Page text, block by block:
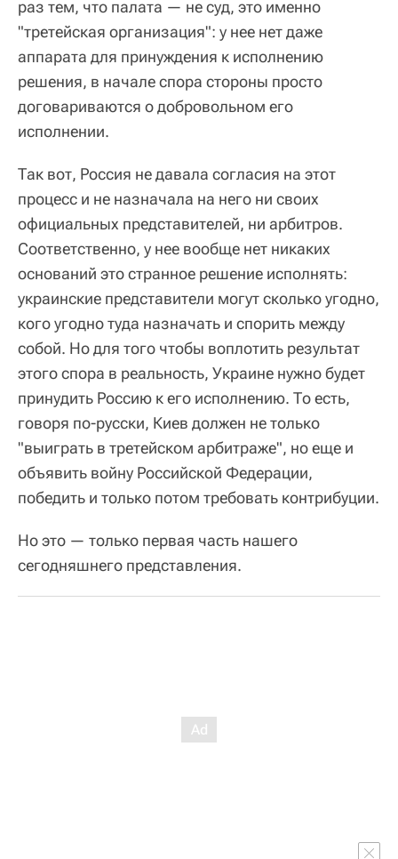
раз тем, что палата — не суд, это именно
"третейская организация": у нее нет даже
аппарата для принуждения к исполнению
решения, в начале спора стороны просто
договариваются о добровольном его
исполнении.
Так вот, Россия не давала согласия на этот
процесс и не назначала на него ни своих
официальных представителей, ни арбитров.
Соответственно, у нее вообще нет никаких
оснований это странное решение исполнять:
украинские представители могут сколько угодно,
кого угодно туда назначать и спорить между
собой. Но для того чтобы воплотить результат
этого спора в реальность, Украине нужно будет
принудить Россию к его исполнению. То есть,
говоря по-русски, Киев должен не только
"выиграть в третейском арбитраже", но еще и
объявить войну Российской Федерации,
победить и только потом требовать контрибуции.
Но это — только первая часть нашего
сегодняшнего представления.